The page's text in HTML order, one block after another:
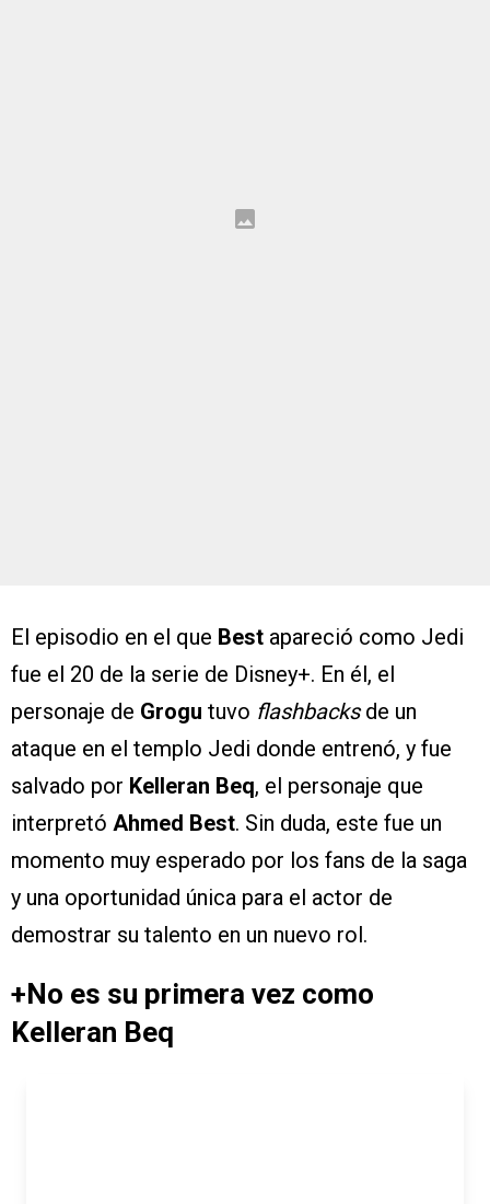
El episodio en el que Best apareció como Jedi
fue el 20 de la serie de Disney+. En él, el
personaje de Grogu tuvo flashbacksde un
ataque en el templo Jedi donde entrenó, y fue
salvado por Kelleran Beq, el personaje que
interpretó Ahmed Best. Sin duda, este fue un
momento muy esperado por los fans de la saga
y una oportunidad única para el actor de
demostrar su talento en un nuevo rol.
+No es su primera vez como
Kelleran Beq